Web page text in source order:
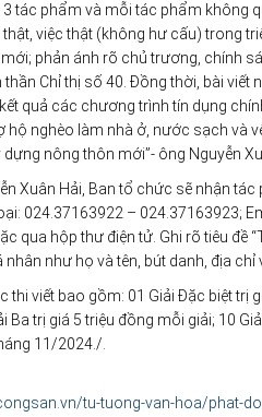
tác phẩm và mỗi tác phẩm không
việc thật (không hư cấu) trong
phản ánh rõ chủ trương, chính
Chỉ thị số 40. Đồng thời, bài
quả các chương trình tín dụng
hộ nghèo làm nhà ở, nước sạch và
nông thôn mới”- ông Nguyễn
Xuân Hải, Ban tổ chức sẽ nhận
024.37163922 – 024.37163923;
qua hộp thư điện tử. Ghi rõ tiêu đề
như họ và tên, bút danh, địa chỉ
thi viết bao gồm: 01 Giải Đặc biệt trị
Ba trị giá 5 triệu đồng mỗi giải; 10
11/2024./.
tu-tuong-van-hoa/phat-